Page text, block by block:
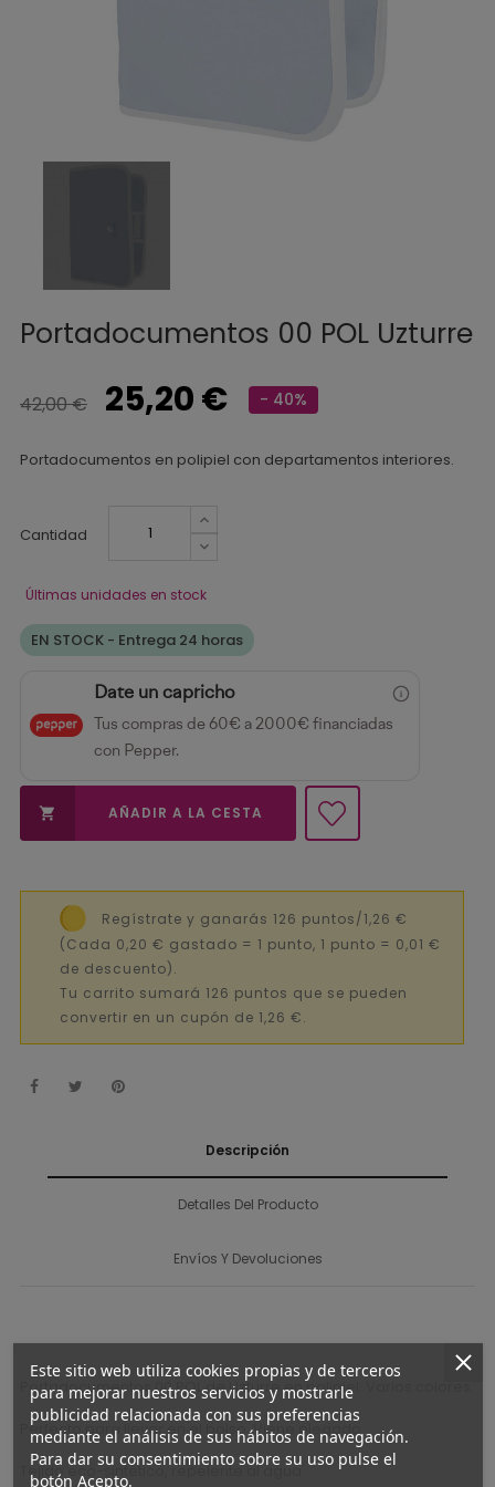
Portadocumentos 00 POL Uzturre
42,00 € 25,20 € - 40%
Portadocumentos en polipiel con departamentos interiores.
Cantidad
Últimas unidades en stock
EN STOCK - Entrega 24 horas
Date un capricho
Tus compras de 60€ a 2000€ financiadas
con Pepper.
 AÑADIR A LA CESTA
Regístrate y ganarás 126 puntos/1,26 €
(Cada 0,20 € gastado = 1 punto, 1 punto = 0,01 €
de descuento).
Tu carrito sumará 126 puntos que se pueden
convertir en un cupón de 1,26 €.
Descripción
Detalles Del Producto
Envíos Y Devoluciones
Portadocumentos 00 POL de Uzturre en polipiel. Varios colores.
Perfecto para llevar en el bolso. Viene plegado.
Tejido eco-sintético, repelente al agua.
Este sitio web utiliza cookies propias y de terceros
para mejorar nuestros servicios y mostrarle
publicidad relacionada con sus preferencias
mediante el análisis de sus hábitos de navegación.
Para dar su consentimiento sobre su uso pulse el
botón Acepto.